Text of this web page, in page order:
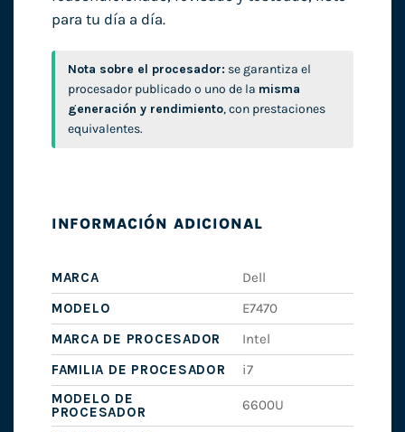
para tu día a día.
Nota sobre el procesador: se garantiza el
procesador publicado o uno de la misma
generación y rendimiento, con prestaciones
equivalentes.
INFORMACIÓN ADICIONAL
MARCA
Dell
MODELO
E7470
MARCA DE PROCESADOR
Intel
FAMILIA DE PROCESADOR
i7
MODELO DE
PROCESADOR
6600U